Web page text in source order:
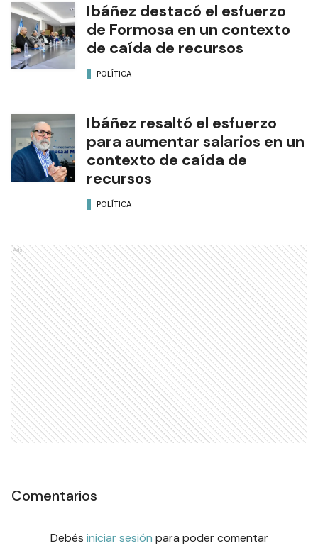
Ibáñez destacó el esfuerzo
de Formosa en un contexto
de caída de recursos
POLÍTICA
Ibáñez resaltó el esfuerzo
para aumentar salarios en un
contexto de caída de
recursos
POLÍTICA
Ads
Comentarios
Debés iniciar sesión para poder comentar